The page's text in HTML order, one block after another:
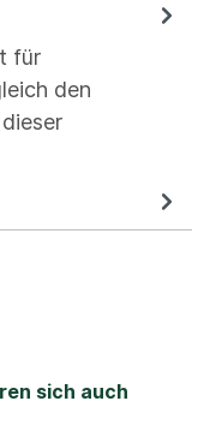
für
den
sich auch